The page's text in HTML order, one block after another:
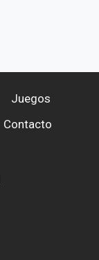
Juegos
Contacto